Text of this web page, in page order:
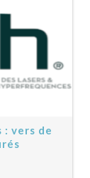
vers de